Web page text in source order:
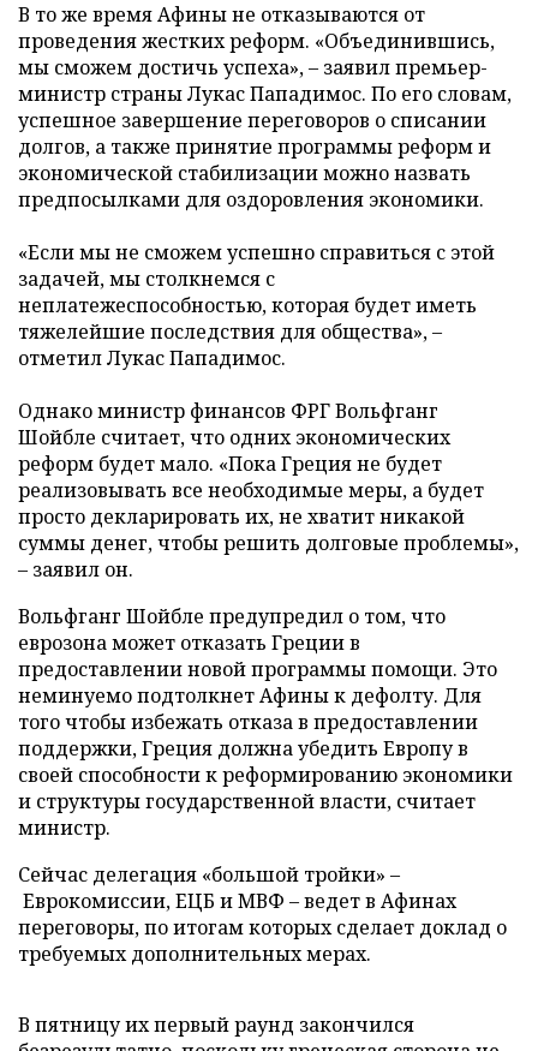
В то же время Афины не отказываются от
проведения жестких реформ. «Объединившись,
мы сможем достичь успеха», – заявил премьер-
министр страны Лукас Пападимос. По его словам,
успешное завершение переговоров о списании
долгов, а также принятие программы реформ и
экономической стабилизации можно назвать
предпосылками для оздоровления экономики.
«Если мы не сможем успешно справиться с этой
задачей, мы столкнемся с
неплатежеспособностью, которая будет иметь
тяжелейшие последствия для общества», –
отметил Лукас Пападимос.
Однако министр финансов ФРГ Вольфганг
Шойбле считает, что одних экономических
реформ будет мало. «Пока Греция не будет
реализовывать все необходимые меры, а будет
просто декларировать их, не хватит никакой
суммы денег, чтобы решить долговые проблемы»,
– заявил он.
Вольфганг Шойбле предупредил о том, что
еврозона может отказать Греции в
предоставлении новой программы помощи. Это
неминуемо подтолкнет Афины к дефолту. Для
того чтобы избежать отказа в предоставлении
поддержки, Греция должна убедить Европу в
своей способности к реформированию экономики
и структуры государственной власти, считает
министр.
Сейчас делегация «большой тройки» –
Еврокомиссии, ЕЦБ и МВФ – ведет в Афинах
переговоры, по итогам которых сделает доклад о
требуемых дополнительных мерах.
В пятницу их первый раунд закончился